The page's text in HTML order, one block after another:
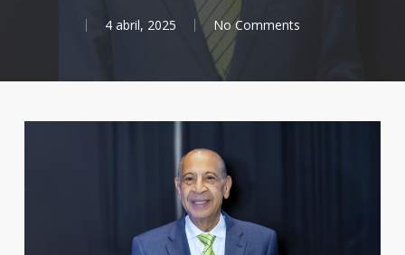
4 abril, 2025 No Comments